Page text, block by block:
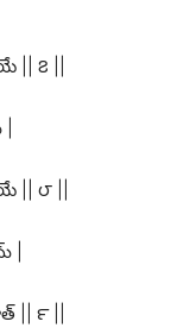
|| ౭ ||
|| ౮ ||
|
|| ౯ ||